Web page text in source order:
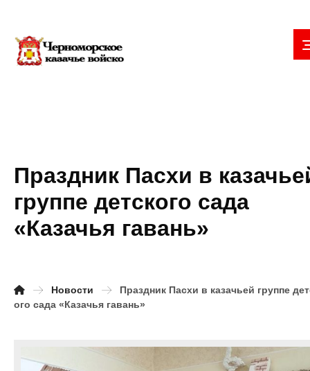
Праздник Пасхи в
группе детского сада
«Казачья гавань»
Новости
Праздник Пасхи в казачьей группе
ого сада «Казачья гавань»